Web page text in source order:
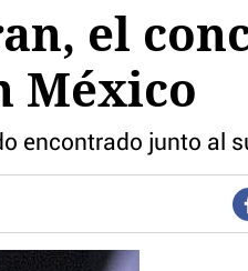
el
México
encontrado junto al